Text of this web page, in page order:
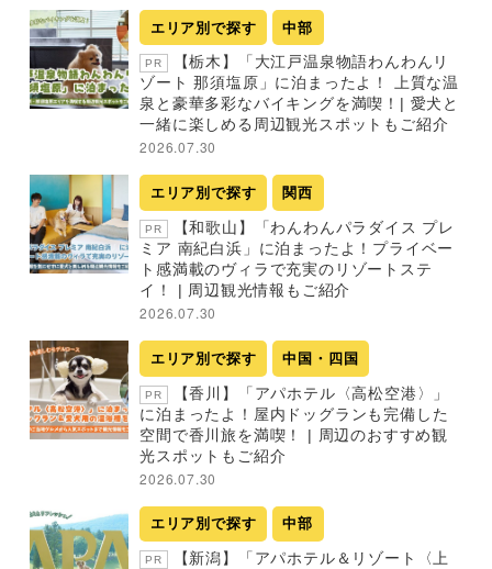
エリア別で探す 中部
PR
【栃木】「大江戸温泉物語わんわんリ
ゾート 那須塩原」に泊まったよ！ 上質な温
泉と豪華多彩なバイキングを満喫！| 愛犬と
一緒に楽しめる周辺観光スポットもご紹介
2026.07.30
エリア別で探す 関西
PR
【和歌山】「わんわんパラダイス プレ
ミア 南紀白浜」に泊まったよ！プライベー
ト感満載のヴィラで充実のリゾートステ
イ！ | 周辺観光情報もご紹介
2026.07.30
エリア別で探す 中国・四国
PR
【香川】「アパホテル〈高松空港〉」
に泊まったよ！屋内ドッグランも完備した
空間で香川旅を満喫！ | 周辺のおすすめ観
光スポットもご紹介
2026.07.30
エリア別で探す 中部
PR
【新潟】「アパホテル＆リゾート〈上